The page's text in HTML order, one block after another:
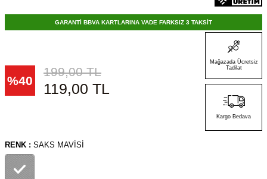
GARANTİ BBVA KARTLARINA VADE FARKSIZ 3 TAKSİT
%40
199,00TL
119,00 TL
Mağazada Ücretsiz
Tadilat
Kargo Bedava
RENK : SAKS MAVISI